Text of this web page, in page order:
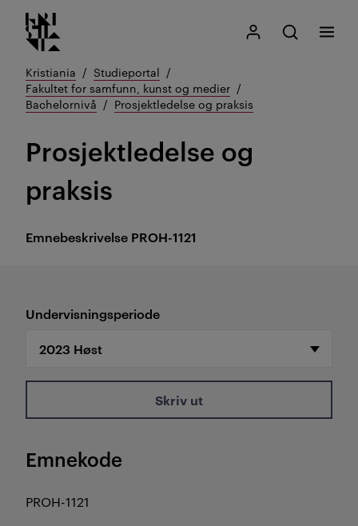
Gå
til
innhold
Kristiania logo
Mitt Kristiania
Åpne søk
Søk
Meny
Kristiania
Studieportal
Fakultet for samfunn, kunst og medier
Bachelornivå
Prosjektledelse og praksis
Emnebeskrivelse PROH-1121
Prosjektledelse og
praksis
Undervisningsperiode
Skriv ut
Emnekode
PROH-1121